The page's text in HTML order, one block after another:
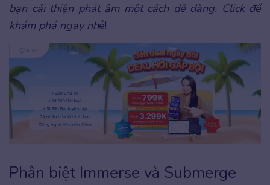
bạn cải thiện phát âm một cách dễ dàng. Click để
khám phá ngay nhé!
Phân biệt Immerse và Submerge